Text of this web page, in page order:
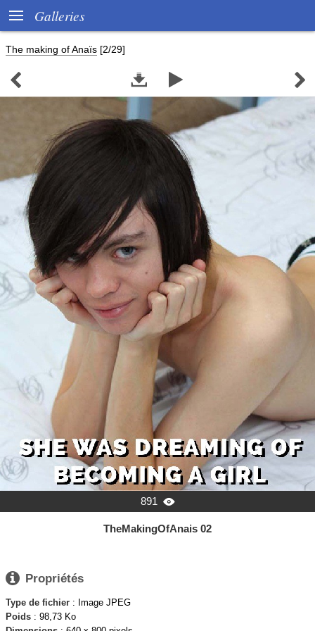
 Galleries
The making of Anaïs [2/29]
   
891 
TheMakingOfAnais 02
 Propriétés
Type de fichier : Image JPEG
Poids : 98,73 Ko